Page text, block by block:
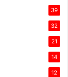
39
32
21
14
12